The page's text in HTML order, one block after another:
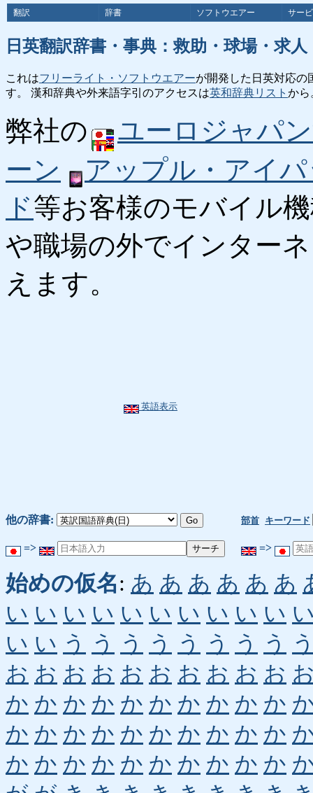
翻訳 辞書 ソフトウエアー サー
日英翻訳辞書・事典：救助・球場・求
これはフリーライト・ソフトウエアーが開発した日英対応の
す。 漢和辞典や外来語字引のアクセスは英和辞典リスト から
弊社の
ユーロジャパ
ーン
アップル・アイ
ド等お客様のモバイル
や職場の外でインター
えます。
英語表示
他の辞書: 部首 キーワード
=> =>
始めの仮名: あ あ あ あ あ あ
い い い い い い い い い い
い い う う う う う う う う
お お お お お お お お お お
か か か か か か か か か か
か か か か か か か か か か
か か か か か か か か か か